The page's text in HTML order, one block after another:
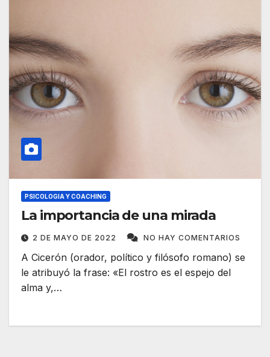
PSICOLOGIA Y COACHING
La importancia de una mirada
2 DE MAYO DE 2022 NO HAY COMENTARIOS
A Cicerón (orador, político y filósofo romano) se
le atribuyó la frase: «El rostro es el espejo del
alma y,…